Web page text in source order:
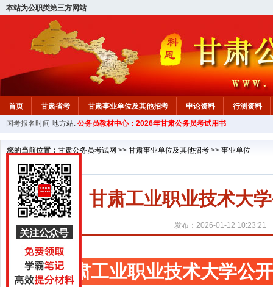
本站为公职类第三方网站
首页 甘肃省考 甘肃事业单位及其他招考 申论资料
行测资料
国考报名时间 地方站: 公务员教材中心：2026年甘肃公务员考试用书
您的当前位置： 甘肃公务员考试网 >> 甘肃事业单位及其他招考 >> 事业单位
甘肃工业职业技术大
发布：2026-01-12 10:23:21
甘肃工业职业技术大学公